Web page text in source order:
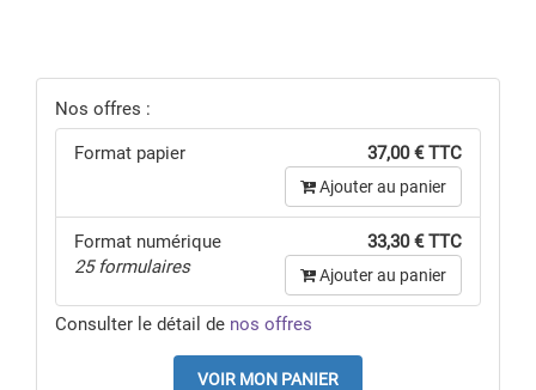
Nos offres :
Format papier 37,00 € TTC
Ajouter au panier
Format numérique
25 formulaires
33,30 € TTC
Ajouter au panier
Consulter le détail de nos offres
VOIR MON PANIER